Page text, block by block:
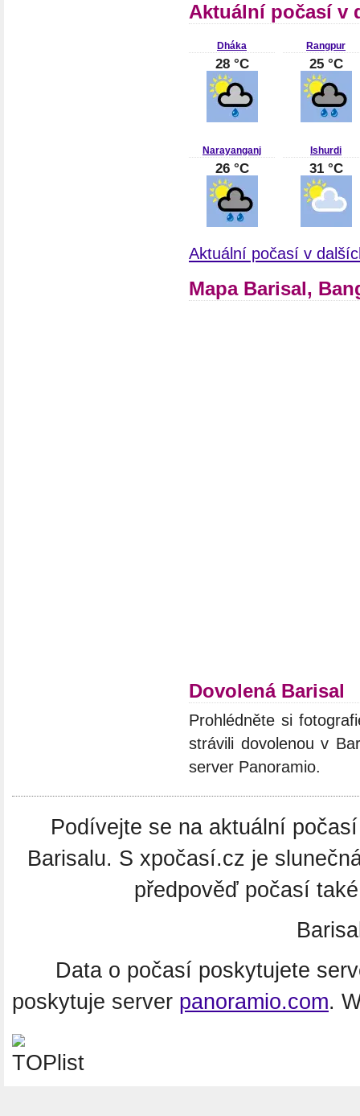
Aktuální počasí v
Dháka
28 °C
Rangpur
25 °C
Narayanganj
26 °C
Ishurdi
31 °C
Aktuální počasí v
Mapa Barisal,
Dovolená Barisal
Prohlédněte si
strávili dovolenou v
server Panoramio.
Podívejte se na aktuální
Barisalu. S xpočasí.cz je
předpověď počasí
Data o počasí poskytujete
poskytuje server panoramio.com.